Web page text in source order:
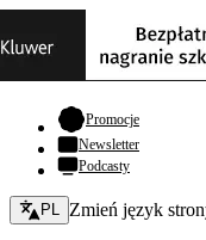
Promocje- otwiera
Newsletter
Podcasty
Zmień język - bieżący:
PL Zmień język